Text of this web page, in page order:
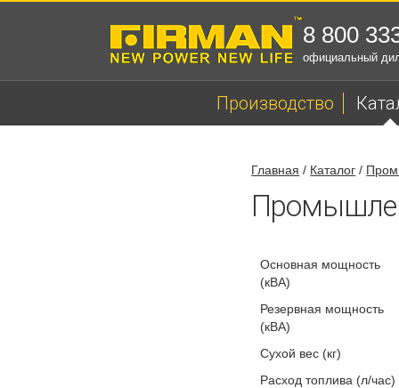
8 800
официальный
Производство
Главная / Каталог /
Основная мощность
(кВА)
Резервная мощность
(кВА)
Сухой вес (кг)
Расход топлива (л/час)